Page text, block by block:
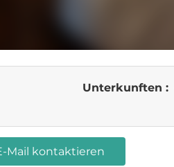
Unterkunften :
Mail kontaktieren